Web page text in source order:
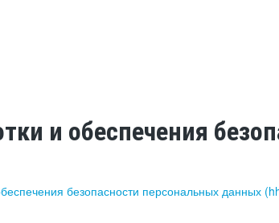
и обеспечения
безопасности персональных данных